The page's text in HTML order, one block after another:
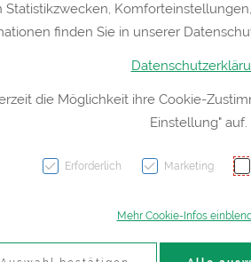
Hautpflege Familie
finden Sie in unserer
die Möglichkeit ihre Cookie-
Einstellung" auf.
Erforderlich Marketing
Mehr Cookie-Infos